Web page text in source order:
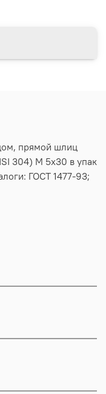
прямой шлиц
304) M 5х30 в упак
ГОСТ 1477-93;